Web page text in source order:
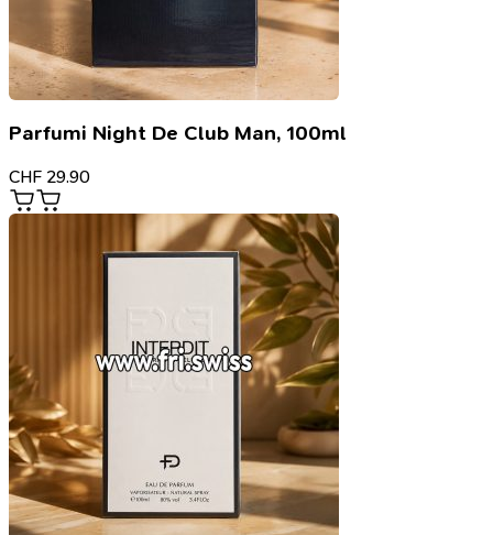
Parfumi Night De Club Man, 100ml
CHF 29.90